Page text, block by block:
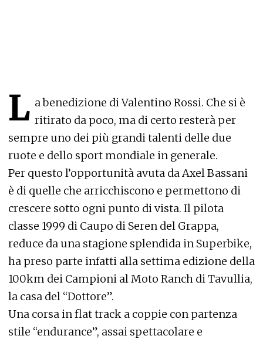
L a benedizione di Valentino Rossi. Che si è
ritirato da poco, ma di certo resterà per
sempre uno dei più grandi talenti delle due
ruote e dello sport mondiale in generale.
Per questo l’opportunità avuta da Axel Bassani
è di quelle che arricchiscono e permettono di
crescere sotto ogni punto di vista. Il pilota
classe 1999 di Caupo di Seren del Grappa,
reduce da una stagione splendida in Superbike,
ha preso parte infatti alla settima edizione della
100km dei Campioni al Moto Ranch di Tavullia,
la casa del “Dottore”.
Una corsa in flat track a coppie con partenza
stile “endurance”, assai spettacolare e